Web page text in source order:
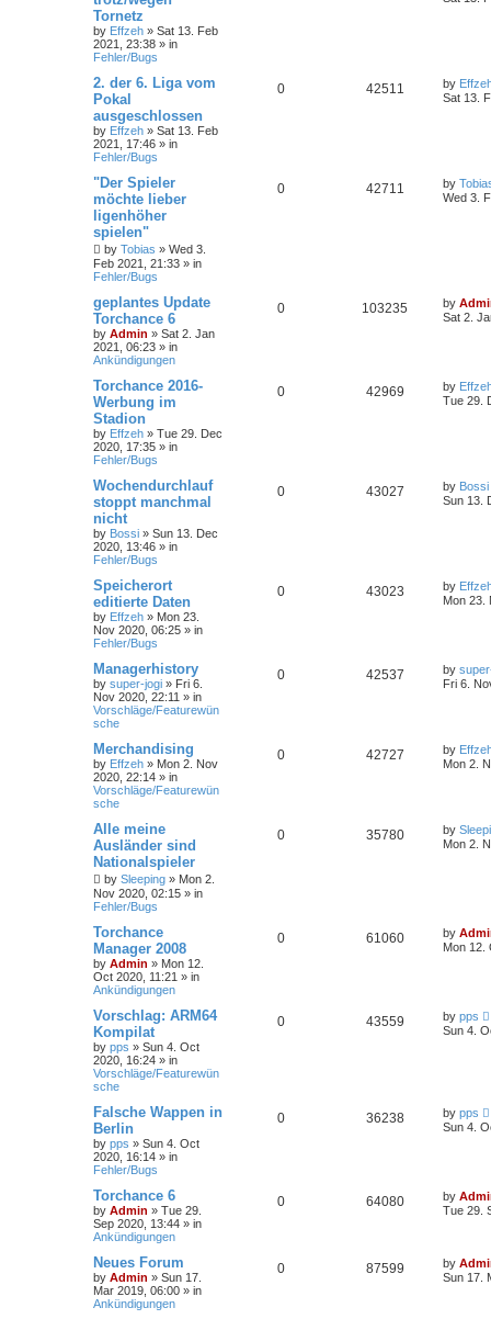
Tornetz
by Effzeh » Sat 13. Feb
2021, 23:38 » in
Fehler/Bugs
2. der 6. Liga vom
Pokal
ausgeschlossen
by Effzeh » Sat 13. Feb
2021, 17:46 » in
Fehler/Bugs
0 42511 by
Sat 13.
"Der Spieler
möchte lieber
ligenhöher
spielen"
by Tobias » Wed 3.
Feb 2021, 21:33 » in
Fehler/Bugs
0 42711 by
Wed 3.
geplantes Update
Torchance 6
by Admin » Sat 2. Jan
2021, 06:23 » in
Ankündigungen
0 103235 by
Sat 2.
Torchance 2016-
Werbung im
Stadion
by Effzeh » Tue 29. Dec
2020, 17:35 » in
Fehler/Bugs
0 42969 by
Tue 29.
Wochendurchlauf
stoppt manchmal
nicht
by Bossi » Sun 13. Dec
2020, 13:46 » in
Fehler/Bugs
0 43027 by Bossi
Sun 13.
Speicherort
editierte Daten
by Effzeh » Mon 23.
Nov 2020, 06:25 » in
Fehler/Bugs
0 43023 by
Mon 23.
Managerhistory
by super-jogi » Fri 6.
Nov 2020, 22:11 » in
Vorschläge/Featurewün
sche
0 42537 by
Fri 6.
Merchandising
by Effzeh » Mon 2. Nov
2020, 22:14 » in
Vorschläge/Featurewün
sche
0 42727 by
Mon 2.
Alle meine
Ausländer sind
Nationalspieler
by Sleeping » Mon 2.
Nov 2020, 02:15 » in
Fehler/Bugs
0 35780 by
Mon 2.
Torchance
Manager 2008
by Admin » Mon 12.
Oct 2020, 11:21 » in
Ankündigungen
0 61060 by
Mon 12.
Vorschlag: ARM64
Kompilat
by pps » Sun 4. Oct
2020, 16:24 » in
Vorschläge/Featurewün
sche
0 43559 by pps
Sun 4.
Falsche Wappen in
Berlin
by pps » Sun 4. Oct
2020, 16:14 » in
Fehler/Bugs
0 36238 by pps
Sun 4.
Torchance 6
by Admin » Tue 29.
Sep 2020, 13:44 » in
Ankündigungen
0 64080 by
Tue 29.
Neues Forum
by Admin » Sun 17.
Mar 2019, 06:00 » in
Ankündigungen
0 87599 by
Sun 17.